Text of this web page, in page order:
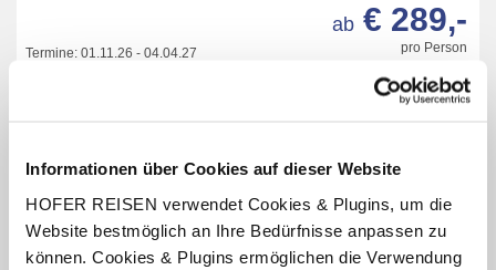
Informationen über Cookies auf dieser Website
HOFER REISEN verwendet Cookies & Plugins, um die
Website bestmöglich an Ihre Bedürfnisse anpassen zu
können. Cookies & Plugins ermöglichen die Verwendung
Termine: 01.11.26 - 04.04.27 pro Person
ab € 289,-
INKLUSIV-LEISTUNGEN
2 – 7 x Übernachtung im Alpenhotel Speckbacher